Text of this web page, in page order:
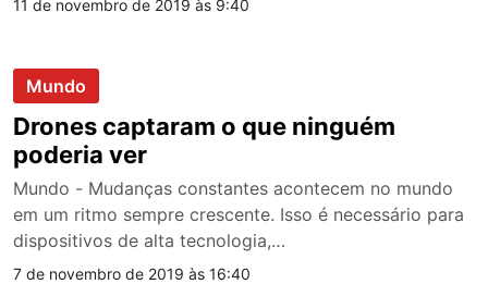
11 de novembro de 2019 às 9:40
Mundo
Drones captaram o que ninguém
poderia ver
Mundo - Mudanças constantes acontecem no mundo
em um ritmo sempre crescente. Isso é necessário para
dispositivos de alta tecnologia,…
7 de novembro de 2019 às 16:40